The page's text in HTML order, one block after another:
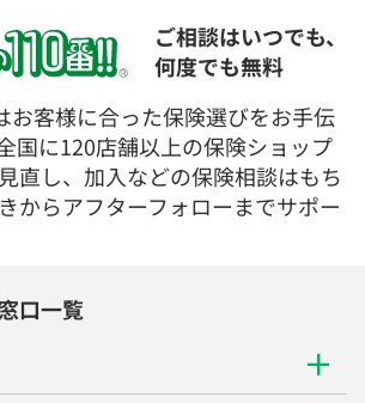
ご相談はいつでも、
何度でも無料
お客様に合った保険選びをお手伝
国に120店舗以上の保険ショップ
直し、加入などの保険相談はもち
からアフターフォローまでサポー
口一覧